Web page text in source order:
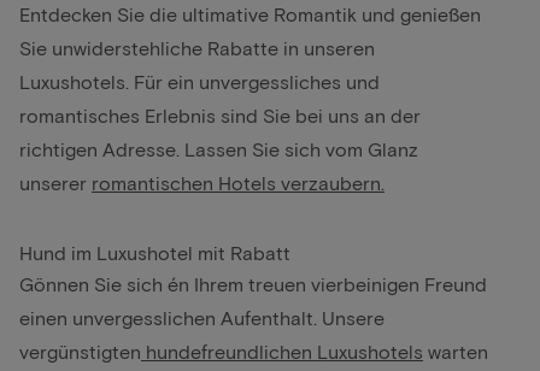
Entdecken Sie die ultimative Romantik und genießen
Sie unwiderstehliche Rabatte in unseren
Luxushotels. Für ein unvergessliches und
romantisches Erlebnis sind Sie bei uns an der
richtigen Adresse. Lassen Sie sich vom Glanz
unserer romantischen Hotels verzaubern.
Hund im Luxushotel mit Rabatt
Gönnen Sie sich én Ihrem treuen vierbeinigen Freund
einen unvergesslichen Aufenthalt. Unsere
vergünstigten hundefreundlichen Luxushotels warten